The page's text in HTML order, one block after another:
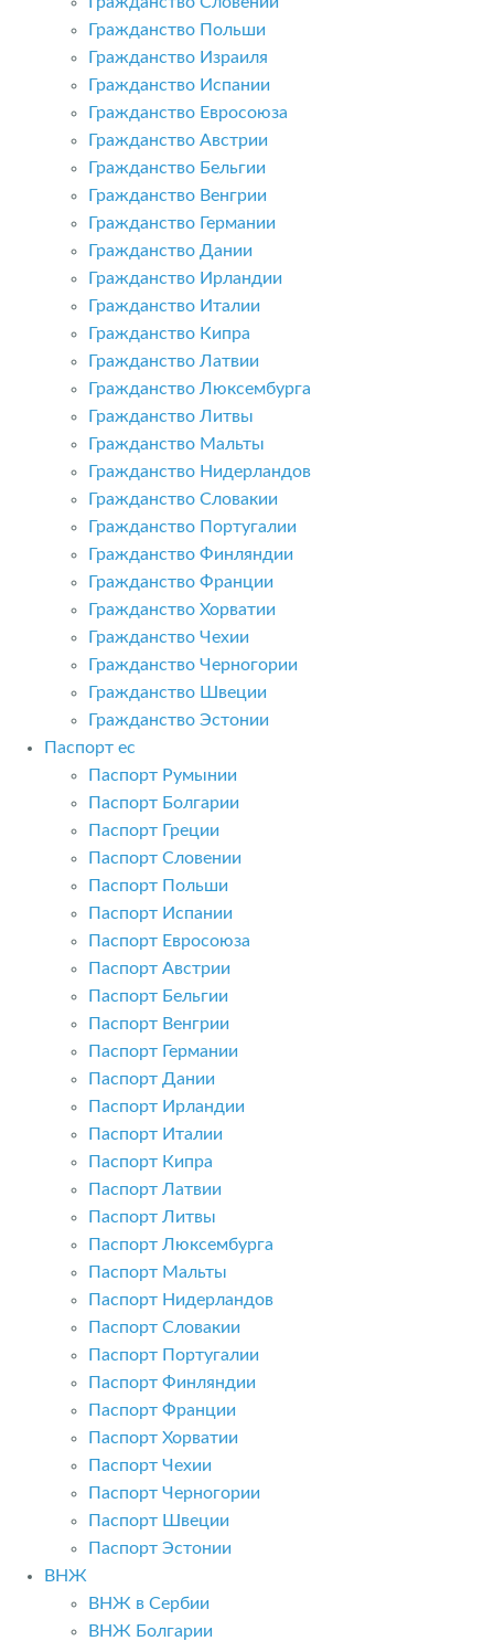
Гражданство Польши
Гражданство Израиля
Гражданство Испании
Гражданство Евросоюза
Гражданство Австрии
Гражданство Бельгии
Гражданство Венгрии
Гражданство Германии
Гражданство Дании
Гражданство Ирландии
Гражданство Италии
Гражданство Кипра
Гражданство Латвии
Гражданство Люксембурга
Гражданство Литвы
Гражданство Мальты
Гражданство Нидерландов
Гражданство Словакии
Гражданство Португалии
Гражданство Финляндии
Гражданство Франции
Гражданство Хорватии
Гражданство Чехии
Гражданство Черногории
Гражданство Швеции
Гражданство Эстонии
Паспорт ес
Паспорт Румынии
Паспорт Болгарии
Паспорт Греции
Паспорт Словении
Паспорт Польши
Паспорт Испании
Паспорт Евросоюза
Паспорт Австрии
Паспорт Бельгии
Паспорт Венгрии
Паспорт Германии
Паспорт Дании
Паспорт Ирландии
Паспорт Италии
Паспорт Кипра
Паспорт Латвии
Паспорт Литвы
Паспорт Люксембурга
Паспорт Мальты
Паспорт Нидерландов
Паспорт Словакии
Паспорт Португалии
Паспорт Финляндии
Паспорт Франции
Паспорт Хорватии
Паспорт Чехии
Паспорт Черногории
Паспорт Швеции
Паспорт Эстонии
ВНЖ
ВНЖ в Сербии
ВНЖ Болгарии